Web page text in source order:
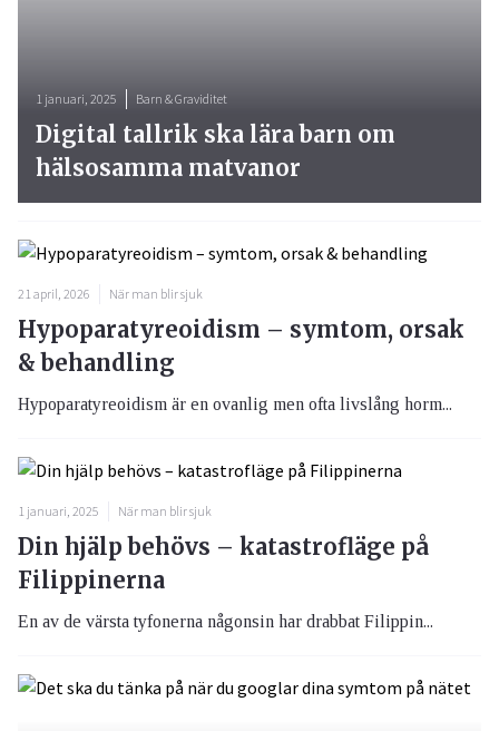
21 april, 2026 När man blir sjuk
Hypoparatyreoidism – symtom, orsak
& behandling
Hypoparatyreoidism är en ovanlig men ofta livslång horm...
1 januari, 2025 När man blir sjuk
Din hjälp behövs – katastrofläge på
Filippinerna
En av de värsta tyfonerna någonsin har drabbat Filippin...
1 januari, 2025 Barn & Graviditet
Digital tallrik ska lära barn om
hälsosamma matvanor